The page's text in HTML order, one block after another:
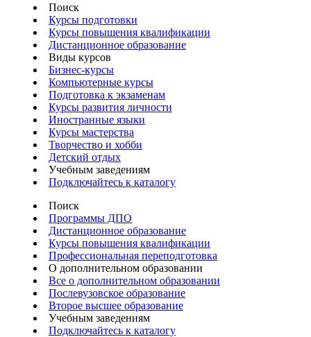
Поиск
Курсы подготовки
Курсы повышения квалификации
Дистанционное образование
Виды курсов
Бизнес-курсы
Компьютерные курсы
Подготовка к экзаменам
Курсы развития личности
Иностранные языки
Курсы мастерства
Творчество и хобби
Детский отдых
Учебным заведениям
Подключайтесь к каталогу
Поиск
Программы ДПО
Дистанционное образование
Курсы повышения квалификации
Профессиональная переподготовка
О дополнительном образовании
Все о дополнительном образовании
Послевузовское образование
Второе высшее образование
Учебным заведениям
Подключайтесь к каталогу